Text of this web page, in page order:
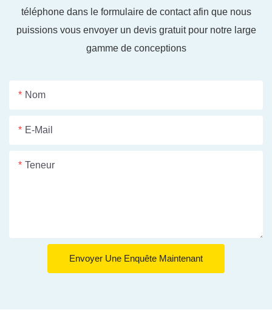
téléphone dans le formulaire de contact afin que nous
puissions vous envoyer un devis gratuit pour notre large
gamme de conceptions
Nom
E-Mail
Teneur
Envoyer Une Enquête Maintenant